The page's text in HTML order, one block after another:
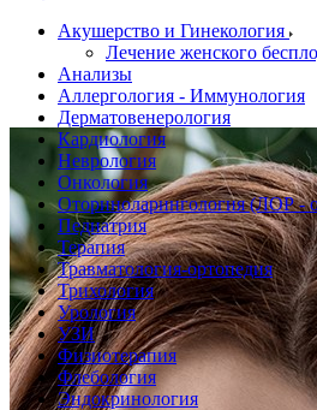
Акушерство и Гинекология
Лечение женского
Анализы
Аллергология - Иммунология
Дерматовенерология
Кардиология
Неврология
Онкология
Оториноларингология (ЛОР -
Педиатрия
Терапия
Травматология-ортопедия
Трихология
Урология
УЗИ
Физиотерапия
Флебология
Эндокринология